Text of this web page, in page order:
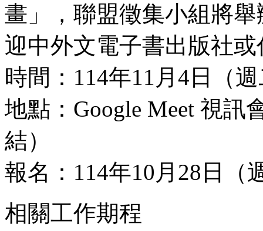
畫」，聯盟徵集小組將
迎中外文電子書出版社
時間：114年11月4日（
地點：Google Meet 視訊
結）
報名：114年10月28日（
相關工作期程